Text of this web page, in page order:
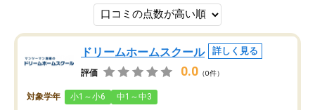
ドリームホームスクール 詳しく見る
評価 0.0 （0件）
対象学年 小1～小6 中1～中3